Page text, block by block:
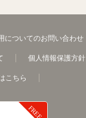
についてのお問い合わせ
個人情報保護方針
こちら